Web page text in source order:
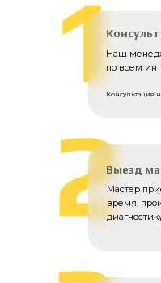
Наш
по всем
Мастер
время,
Выезд
Консультация